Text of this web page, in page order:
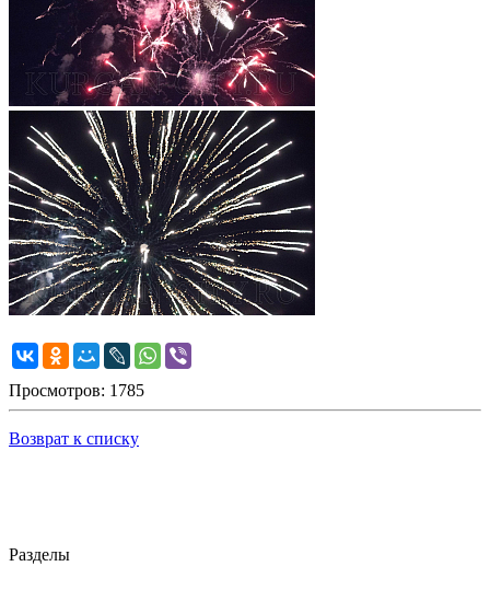
Просмотров: 1785
Возврат к списку
Разделы